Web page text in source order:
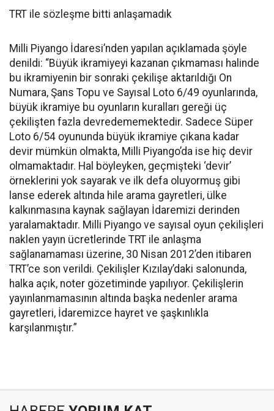
TRT ile sözleşme bitti anlaşamadık
Milli Piyango İdaresi’nden yapılan açıklamada şöyle
denildi: “Büyük ikramiyeyi kazanan çıkmaması halinde
bu ikramiyenin bir sonraki çekilişe aktarıldığı On
Numara, Şans Topu ve Sayısal Loto 6/49 oyunlarında,
büyük ikramiye bu oyunların kuralları gereği üç
çekilişten fazla devredememektedir. Sadece Süper
Loto 6/54 oyununda büyük ikramiye çıkana kadar
devir mümkün olmakta, Milli Piyango’da ise hiç devir
olmamaktadır. Hal böyleyken, geçmişteki ‘devir’
örneklerini yok sayarak ve ilk defa oluyormuş gibi
lanse ederek altında hile arama gayretleri, ülke
kalkınmasına kaynak sağlayan İdaremizi derinden
yaralamaktadır. Milli Piyango ve sayısal oyun çekilişleri
naklen yayın ücretlerinde TRT ile anlaşma
sağlanamaması üzerine, 30 Nisan 2012’den itibaren
TRT’ce son verildi. Çekilişler Kızılay’daki salonunda,
halka açık, noter gözetiminde yapılıyor. Çekilişlerin
yayınlanmamasının altında başka nedenler arama
gayretleri, İdaremizce hayret ve şaşkınlıkla
karşılanmıştır.”